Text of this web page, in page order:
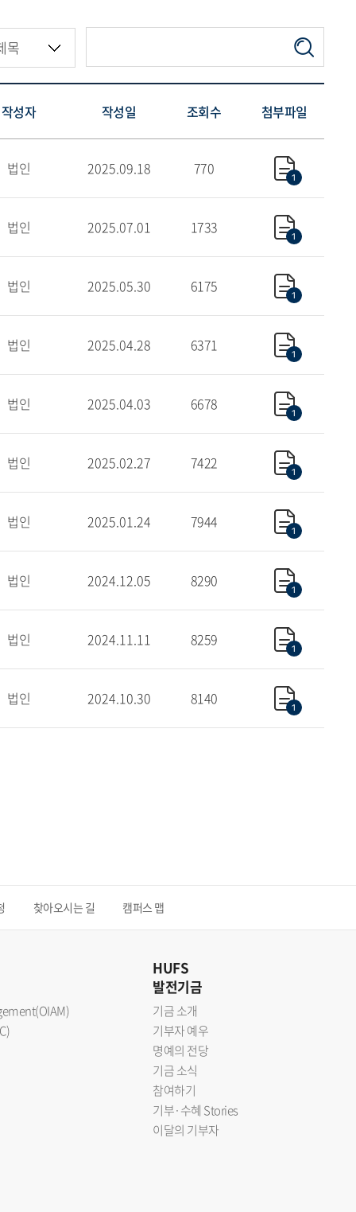
작성자 작성일 조회수 첨부파일
법인 2025.09.18 770 1
법인 2025.07.01 1733 1
법인 2025.05.30 6175 1
법인 2025.04.28 6371 1
법인 2025.04.03 6678 1
법인 2025.02.27 7422 1
법인 2025.01.24 7944 1
법인 2024.12.05 8290 1
법인 2024.11.11 8259 1
법인 2024.10.30 8140 1
찾아오시는 길 캠퍼스 맵
HUFS
발전기금
기금 소개
기부자 예우
명예의 전당
기금 소식
참여하기
기부·수혜 Stories
이달의 기부자